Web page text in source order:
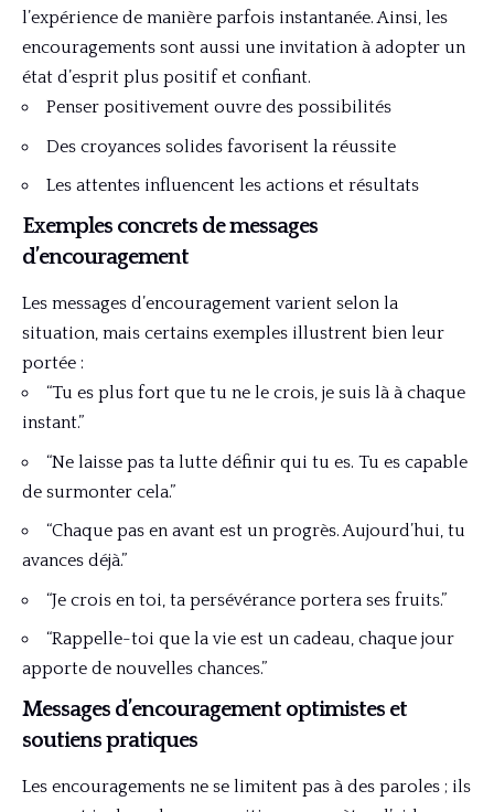
l’expérience de manière parfois instantanée. Ainsi, les
encouragements sont aussi une invitation à adopter un
état d’esprit plus positif et confiant.
Penser positivement ouvre des possibilités
Des croyances solides favorisent la réussite
Les attentes influencent les actions et résultats
Exemples concrets de messages
d’encouragement
Les messages d’encouragement varient selon la
situation, mais certains exemples illustrent bien leur
portée :
“Tu es plus fort que tu ne le crois, je suis là à chaque
instant.”
“Ne laisse pas ta lutte définir qui tu es. Tu es capable
de surmonter cela.”
“Chaque pas en avant est un progrès. Aujourd’hui, tu
avances déjà.”
“Je crois en toi, ta persévérance portera ses fruits.”
“Rappelle-toi que la vie est un cadeau, chaque jour
apporte de nouvelles chances.”
Messages d’encouragement optimistes et
soutiens pratiques
Les encouragements ne se limitent pas à des paroles ; ils